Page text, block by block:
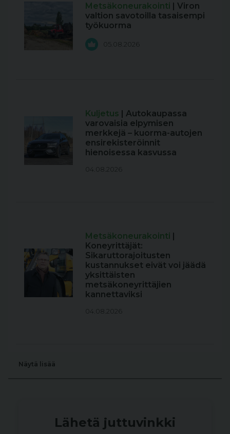
Metsäkoneurakointi | Viron
valtion savotoilla tasaisempi
työkuorma
05.08.2026
Kuljetus | Autokaupassa
varovaisia elpymisen
merkkejä – kuorma-autojen
ensirekisteröinnit
hienoisessa kasvussa
04.08.2026
Metsäkoneurakointi |
Koneyrittäjät:
Sikaruttorajoitusten
kustannukset eivät voi jäädä
yksittäisten
metsäkoneyrittäjien
kannettaviksi
04.08.2026
Näytä lisää
Lähetä juttuvinkki